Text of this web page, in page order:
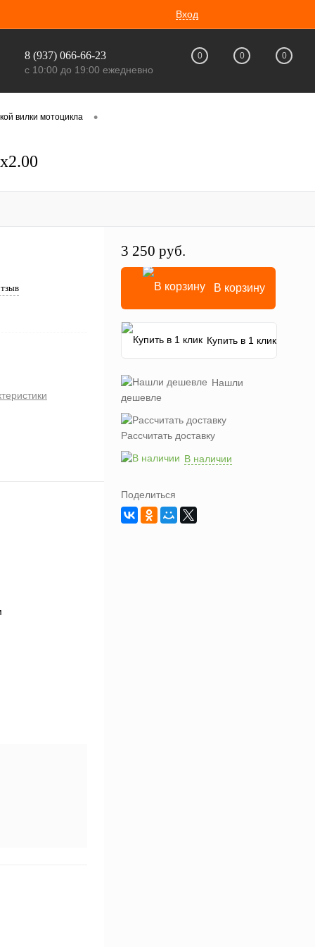
Вход
8 (937) 066-66-23
с 10:00 до 19:00 ежедневно
0 0 0
вилки мотоцикла •
3 250 руб.
В корзину
Купить в 1 клик
Нашли
дешевле
Рассчитать доставку
В наличии
Поделиться